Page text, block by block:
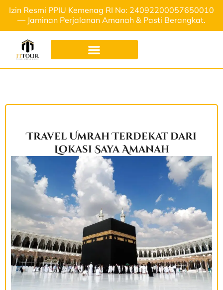
Izin Resmi PPIU Kemenag RI No: 24092200057650010
— Jaminan Perjalanan Amanah & Pasti Berangkat.
Travel Umrah Terdekat dari
Lokasi Saya Amanah